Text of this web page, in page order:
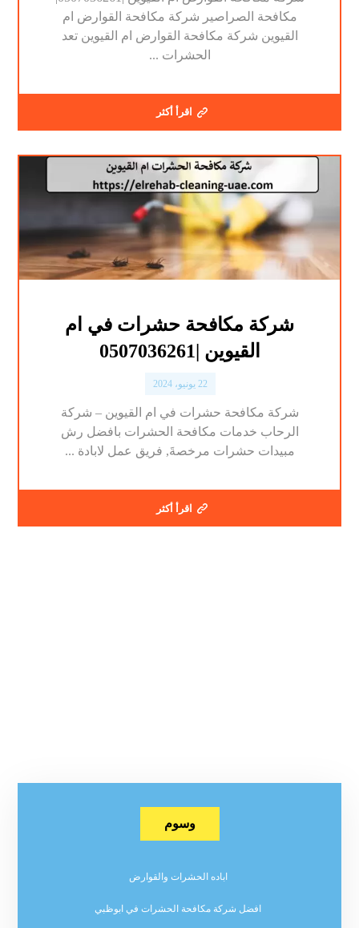
مكافحة الصراصير شركة مكافحة القوارض ام
القيوين شركة مكافحة القوارض ام القيوين تعد
الحشرات ...
اقرأ أكثر
شركة مكافحة حشرات في ام
القيوين |0507036261
22 يونيو، 2024
شركة مكافحة حشرات في ام القيوين – شركة
الرحاب خدمات مكافحة الحشرات بافضل رش
مبيدات حشرات مرخصةَ, فريق عمل لابادة ...
اقرأ أكثر
وسوم
اباده الحشرات والقوارض
افضل شركة مكافحة الحشرات في ابوظبي